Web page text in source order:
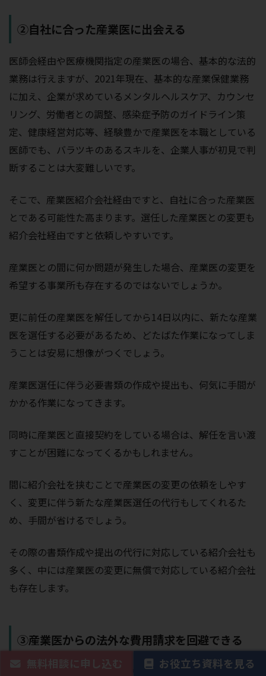
②自社に合った産業医に出会える
医師会経由や医療機関指定の産業医の場合、基本的な法的
業務は行えますが、2021年現在、基本的な産業保健業務
に加え、企業が求めているメンタルヘルスケア、カウンセ
リング、労働者との調整、感染症予防のガイドライン策
定、健康経営対応等、経験豊かで産業医を本職としている
医師でも、バラツキのあるスキルを、企業人事が初見で判
断することは大変難しいです。
そこで、産業医紹介会社経由ですと、自社に合った産業医
とである可能性た高まります。選任した産業医との変更も
紹介会社経由ですと依頼しやすいです。
産業医との間に何か問題が発生した場合、産業医の変更を
希望する事業所も存在するのではないでしょうか。
更に前任の産業医を解任してから14日以内に、新たな産業
医を選任する必要があるため、どたばた作業になってしま
うことは安易に想像がつくでしょう。
産業医選任に伴う必要書類の作成や提出も、何気に手間が
かかる作業になってきます。
同時に産業医と直接契約をしている場合は、解任を言い渡
すことが困難になってくるかもしれません。
間に紹介会社を挟むことで産業医の変更の依頼をしやす
く、変更に伴う新たな産業医選任の代行もしてくれるた
め、手間が省けるでしょう。
その際の書類作成や提出の代行に対応している紹介会社も
多く、中には産業医の変更に無償で対応している紹介会社
も存在します。
③産業医からの法外な費用請求を回避できる
産業医を選任するに当たり、相場が気になる方も多いでし
お役立ち資料を見る